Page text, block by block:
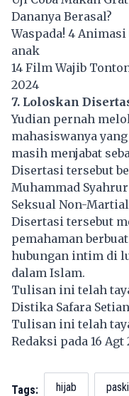
Dananya Berasal?
Waspada! 4
anak
14 Film Wajib
2024
7. Loloskan
Yudian pernah
mahasiswanya
masih menjabat
Disertasi tersebut
Muhammad
Seksual Non-
Disertasi tersebut
pemahaman
hubungan intim di
dalam Islam.
Tulisan ini telah
Distika Safara
Tulisan ini telah
Redaksi pada 16 Agt
Tags: hijab